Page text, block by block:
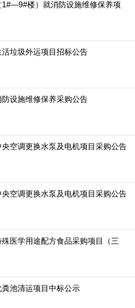
1#—9#楼）就消防设施维修保养项
垃圾外运项目招标公告
设施维修保养采购公告
空调更换水泵及电机项目采购公告
空调更换水泵及电机项目采购公告
医学用途配方食品采购项目（三
池清运项目中标公示